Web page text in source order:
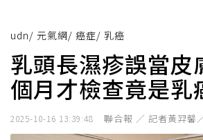
udn/ 元氣網/ 癌症/ 乳癌
乳頭長濕疹誤當皮
個月才檢查竟是乳
2025-10-16 13:39:48 聯合報 ／ 記者黃羿馨